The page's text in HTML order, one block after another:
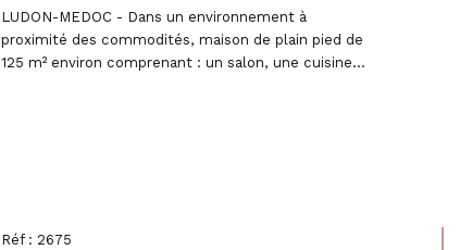
LUDON-MEDOC - Dans un environnement à
proximité des commodités, maison de plain pied de
125 m² environ comprenant : un salon, une cuisine...
Réf : 2675